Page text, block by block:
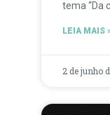
tema “Da
LEIA MAIS
2 de junho